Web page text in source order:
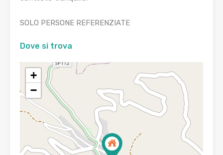
SOLO PERSONE REFERENZIATE
Dove si trova
+
−